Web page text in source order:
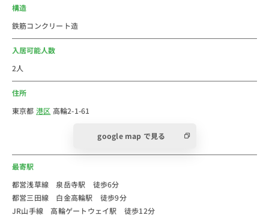
〇白金アエルシティ（ショッピングセンター）… 550m
〇ケーヨーデイツー三田店（ホームセンター）… 643m
＝＝＝＝＝＝＝＝＝＝＝＝＝＝＝＝＝＝＝＝
＜泉岳寺周辺コメント＞
泉岳寺駅は、都営浅草線と京急本線の2路線が利用可能
です。
品川駅までは京急本線を利用すれば1駅☆
五反田や新橋は浅草線で乗換なしで行くことができ、好
立地！
駅前にフィットネスジムもあるので、お休みの日やお仕
構造
鉄筋コンクリート造
入居可能人数
2人
住所
東京都 港区 高輪2-1-61
google map で見る
最寄駅
都営浅草線 泉岳寺駅 徒歩6分
都営三田線 白金高輪駅 徒歩9分
JR山手線 高輪ゲートウェイ駅 徒歩12分